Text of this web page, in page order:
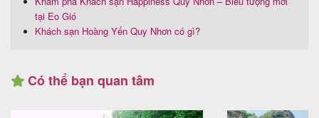
tại Eo Gió
Khách sạn Hoàng Yến Quy Nhơn có gì?
Có thể bạn quan tâm